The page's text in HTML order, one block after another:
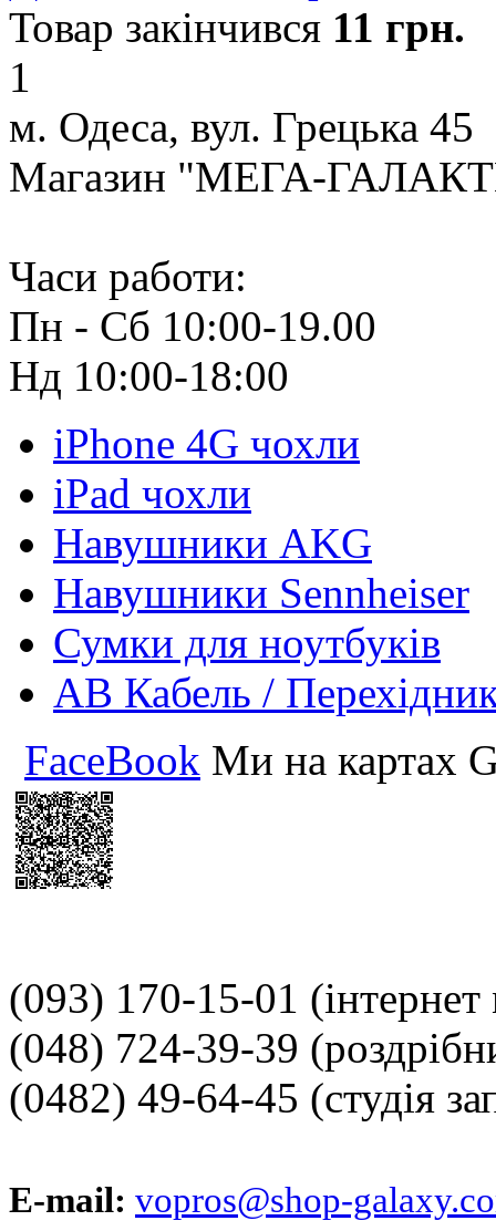
Товар закінчився 11 грн.
1
м. Одеса, вул. Грецька 45
Магазин "МЕГА-
Часи работи:
Пн - Сб 10:00-19.00
Нд 10:00-18:00
iPhone 4G чохли
iPad чохли
Навушники AKG
Навушники Sennheiser
Сумки для ноутбуків
АВ Кабель /
FaceBook Ми на картах
(093) 170-15-01
(048) 724-39-39
(0482) 49-64-45 (студія
E-mail: vopros@shop-